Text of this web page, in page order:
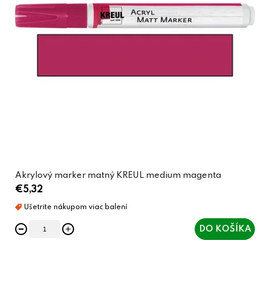
Akrylový marker matný KREUL medium magenta
€5,32
DO KOŠÍKA